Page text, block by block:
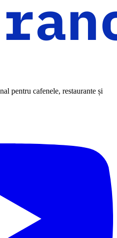
pentru cafenele, restaurante și